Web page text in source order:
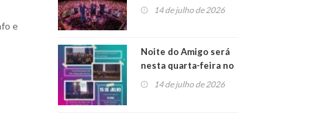
e
do Jota Quest nos 45
anos da Sicredi Ouro
14 de julho de 2026
Noite do Amigo será
nesta quarta-feira no
Centro de Cultura de
14 de julho de 2026